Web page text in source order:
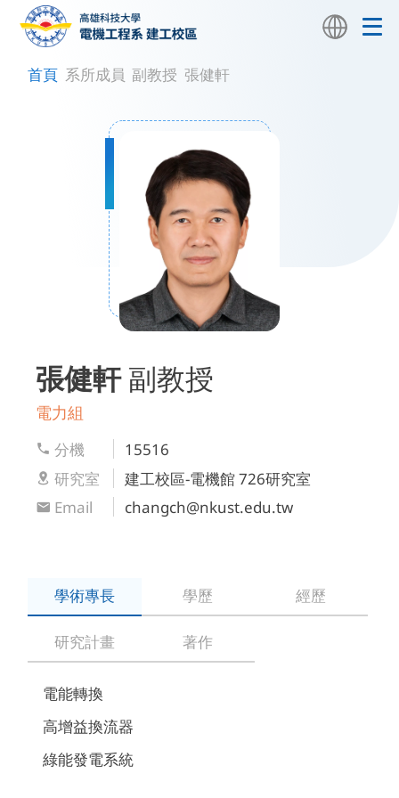
首頁 系所成員 副教授 張健軒
張健軒副教授
電力組
分機
15516
研究室
建工校區-電機館 726研究室
Email
changch@nkust.edu.tw
學術專長 學歷 經歷
研究計畫 著作
電能轉換
高增益換流器
綠能發電系統